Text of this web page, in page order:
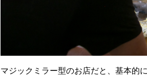
マジックミラー型のお店だと、基本的